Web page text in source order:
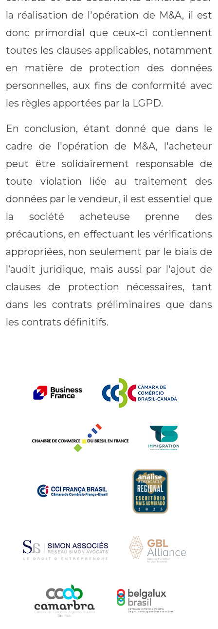
la réalisation de l'opération de M&A, il est
donc primordial que ceux-ci contiennent
toutes les clauses applicables, notamment
en matière de protection des données
personnelles, aux fins de conformité avec
les règles apportées par la LGPD.
En conclusion, étant donné que dans le
cadre de l'opération de M&A, l'acheteur
peut être solidairement responsable de
toute violation liée au traitement des
données par le vendeur, il est essentiel que
la société acheteuse prenne des
précautions, en effectuant les vérifications
appropriées, non seulement par le biais de
l’audit juridique, mais aussi par l'ajout de
clauses de protection nécessaires, tant
dans les contrats préliminaires que dans
les contrats définitifs.